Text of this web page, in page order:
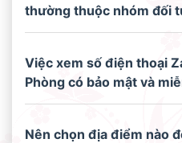
thường thuộc nhóm đối
Việc xem số điện thoại
Phòng có bảo mật và
Nên chọn địa điểm nào